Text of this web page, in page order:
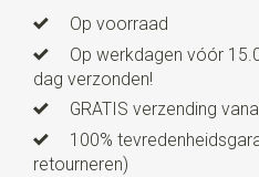
verkocht.Op voorraad
Op werkdagen vóór
dag verzonden!
GRATIS verzending
100%
retourneren)